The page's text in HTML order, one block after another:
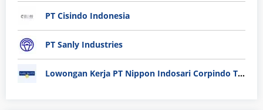
PT Cisindo Indonesia
PT Sanly Industries
Lowongan Kerja PT Nippon Indosari Corpindo Tbk. Bulan Agustus 2026